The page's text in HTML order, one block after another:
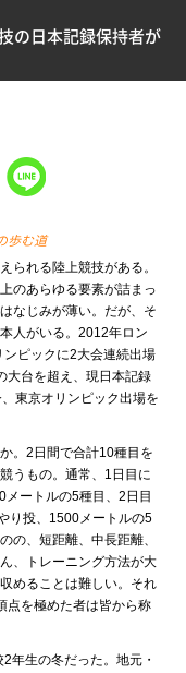
の日本記録保持者が
歩む道
られる陸上競技がある。
のあらゆる要素が詰まっ
なじみが薄い。だが、そ
人がいる。2012年ロン
ピックに2大会連続出場
大台を超え、現日本記録
東京オリンピック出場を
。2日間で合計10種目を
うもの。通常、1日目に
ートルの5種目、2日目
り投、1500メートルの5
の、短距離、中長距離、
、トレーニング方法が大
めることは難しい。それ
点を極めた者は皆から称
年生の冬だった。地元・